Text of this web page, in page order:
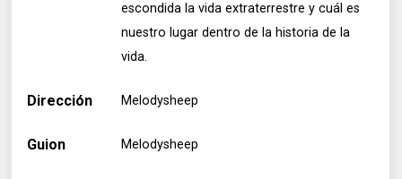
escondida la vida extraterrestre y cuál es
nuestro lugar dentro de la historia de la
vida.
Dirección Melodysheep
Guion Melodysheep